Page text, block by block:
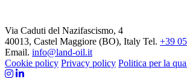
Via Caduti del Nazifascismo, 4
40013, Castel Maggiore (BO), Italy Tel. +39
Email. info@land-oil.it
Cookie policy Privacy policy Politica per la